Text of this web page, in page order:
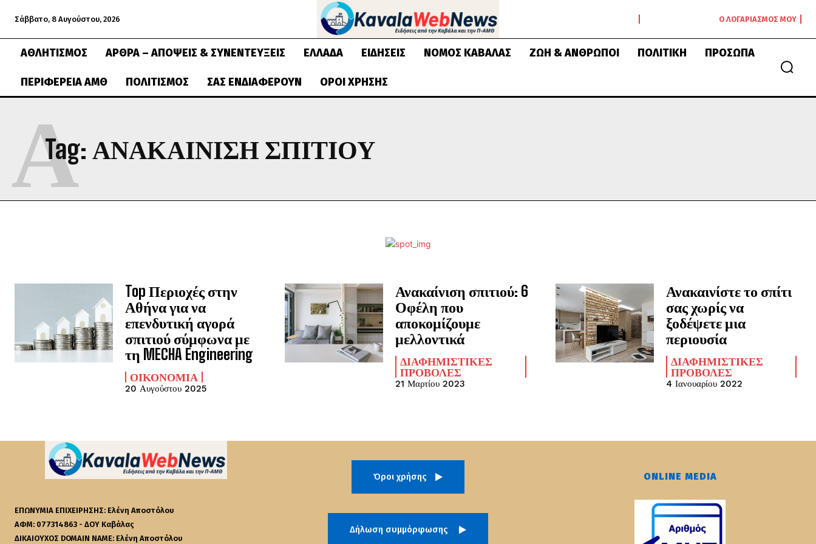
Σάββατο, 8 Αυγούστου, 2026 Ο ΛΟΓΑΡΙΑΣΜΌΣ ΜΟΥ
ΑΘΛΗΤΙΣΜΌΣ ΆΡΘΡΑ – ΑΠΌΨΕΙΣ & ΣΥΝΕΝΤΕΎΞΕΙΣ ΕΛΛΆΔΑ ΕΙΔΉΣΕΙΣ ΝΟΜΌΣ ΚΑΒΆΛΑΣ ΖΩΉ & ΆΝΘΡΩΠΟΙ ΠΟΛΙΤΙΚΉ ΠΡΌΣΩΠΑ
ΠΕΡΙΦΈΡΕΙΑ ΑΜΘ ΠΟΛΙΤΙΣΜΌΣ ΣΑΣ ΕΝΔΙΑΦΈΡΟΥΝ ΌΡΟΙ ΧΡΉΣΗΣ
Tag: ΑΝΑΚΑΙΝΙΣΗ ΣΠΙΤΙΟΥ
Α
Top Περιοχές στην
Αθήνα για να
επενδυτική αγορά
σπιτιού σύμφωνα με
τη MECHA Engineering
ΟΙΚΟΝΟΜΊΑ
20 Αυγούστου 2025
Ανακαίνιση σπιτιού: 6
Οφέλη που
αποκομίζουμε
μελλοντικά
ΔΙΑΦΗΜΙΣΤΙΚΈΣ
ΠΡΟΒΟΛΈΣ
21 Μαρτίου 2023
Ανακαινίστε το σπίτι
σας χωρίς να
ξοδέψετε μια
περιουσία
ΔΙΑΦΗΜΙΣΤΙΚΈΣ
ΠΡΟΒΟΛΈΣ
4 Ιανουαρίου 2022
ΕΠΩΝΥΜΙΑ ΕΠΙΧΕΙΡΗΣΗΣ: Ελένη Αποστόλου
ΑΦΜ: 077314863 - ΔΟΥ Καβάλας
ΔΙΚΑΙΟΥΧΟΣ DOMAIN NAME: Ελένη Αποστόλου
Όροι χρήσης
Δήλωση συμμόρφωσης
ONLINE MEDIA